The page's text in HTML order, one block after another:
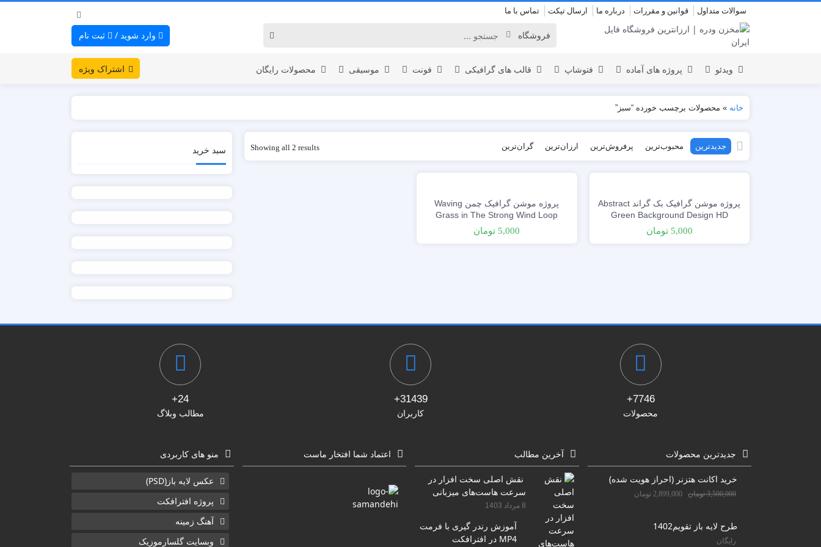
سوالات متداول قوانین و مقررات درباره ما ارسال تیکت تماس با ما
وارد شوید / ثبت نام
ویدئو پروژه های آماده
نمایش لوگو
عروسی
اسلایدشو
افتتاحیه
انیمیشن تایپوگرافی
اینفوگرافیک
المنت
نمایش لوگو
افتتاحیه
برودکست
اینفوگرافیک
فتوشاپ قالب های گرافیکی فونت موسیقی محصولات رایگان اشتراک ویژه
خانه » محصولات برچسب خورده “سبز”
جدیدترین محبوب‌ترین پرفروش‌ترین ارزان‌ترین گران‌ترین Showing all 2 results
پروژه موشن گرافیک بک گراند Abstract
Green Background Design HD
5,000 تومان
پروژه موشن گرافیک چمن Waving
Grass in The Strong Wind Loop
5,000 تومان
سبد خرید
7746+
محصولات
31439+
کاربران
24+
مطالب وبلاگ
جدیدترین محصولات
خرید اکانت هتزنر (احراز هویت شده)
3,500,000 تومان 2,899,000 تومان
طرح لایه باز تقویم1402
رایگان
آخرین مطالب
نقش اصلی سخت افزار در
سرعت هاست‌های میزبانی
سایت
8 مرداد 1403
آموزش رندر گیری با فرمت
MP4 در افترافکت
اعتماد شما افتخار ماست منو های کاربردی
عکس لایه باز(PSD)
پروژه افترافکت
آهنگ زمینه
وبسایت گلسارموزیک